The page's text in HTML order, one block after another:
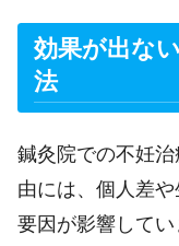
効果が出な
法
鍼灸院での不妊
由には、個人差
要因が影響して